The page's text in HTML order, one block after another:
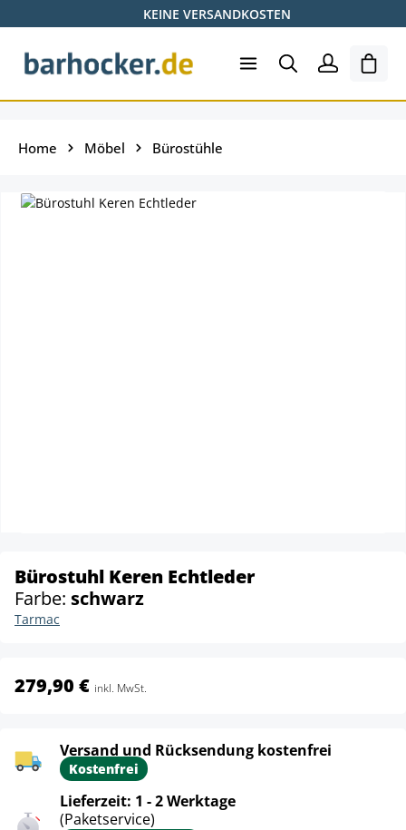
Zum Hauptinhalt springenKEINE VERSANDKOSTEN
Home Möbel Bürostühle
Bürostuhl Keren Echtleder
Farbe: schwarz
Tarmac
279,90 € inkl. MwSt.
Versand und Rücksendung kostenfrei
Kostenfrei
Lieferzeit: 1 - 2 Werktage
(Paketservice)